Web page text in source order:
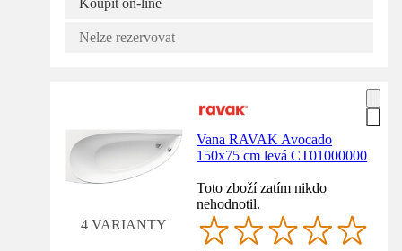
Koupit on-line
Nelze rezervovat
4 VARIANTY
Vana RAVAK Avocado
150x75 cm levá CT01000000
Toto zboží zatím nikdo
nehodnotil.